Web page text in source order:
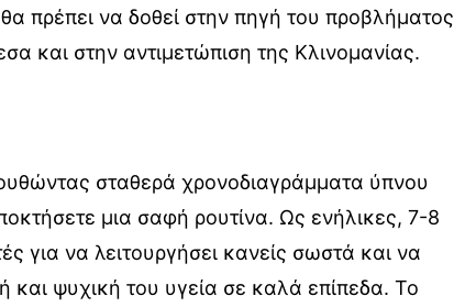
πρέπει να δοθεί στην πηγή του προβλήματος
και στην αντιμετώπιση της Κλινομανίας.
σταθερά χρονοδιαγράμματα ύπνου
μια σαφή ρουτίνα. Ως ενήλικες, 7-8
για να λειτουργήσει κανείς σωστά και να
και ψυχική του υγεία σε καλά επίπεδα. Το